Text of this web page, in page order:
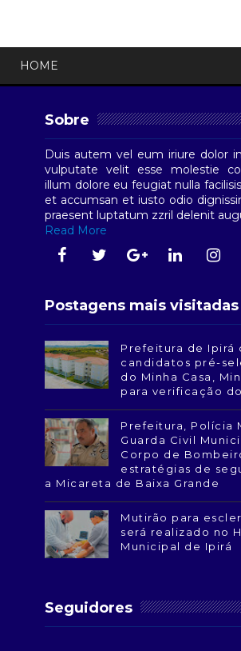
HOME
Sobre
Duis autem vel eum iriure dolor
vulputate velit esse molestie
illum dolore eu feugiat nulla
et accumsan et iusto odio
praesent luptatum zzril delenit
Read More
Postagens mais visitadas
Prefeitura de Ipirá
candidatos pré-
do Minha Casa,
para verificação
Prefeitura, Polícia
Guarda Civil
Corpo de
estratégias de
a Micareta de Baixa Grande
Mutirão para
será realizado no
Municipal de Ipirá
Seguidores